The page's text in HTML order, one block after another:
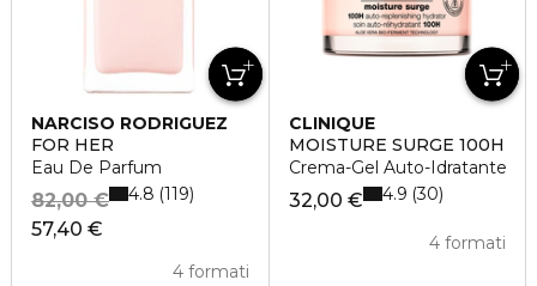
NARCISO RODRIGUEZ
FOR HER
Eau De Parfum
57,40 €
82,00 €
4 formati
4.8 119
CLINIQUE
MOISTURE SURGE 100H
Crema-Gel Auto-Idratante
32,00 €
4 formati
4.9 30